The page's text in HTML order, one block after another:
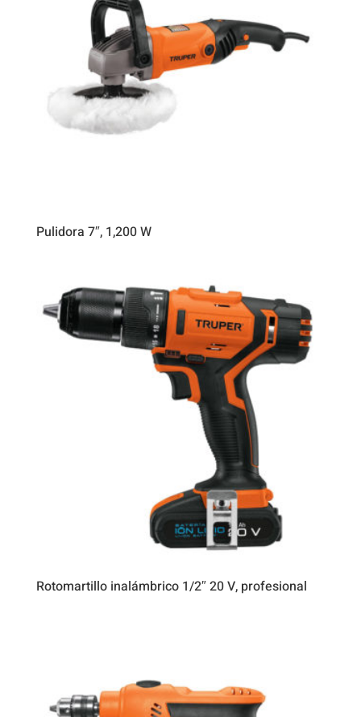
Pulidora 7″, 1,200 W
Rotomartillo inalámbrico 1/2″ 20 V, profesional